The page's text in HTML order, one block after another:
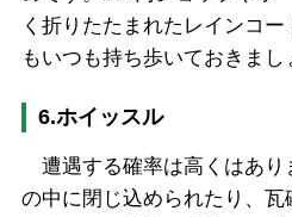
く折りたたまれたレインコ
もいつも持ち歩いておきまし
6.ホイッスル
遭遇する確率は高くはあり
の中に閉じ込められたり、瓦